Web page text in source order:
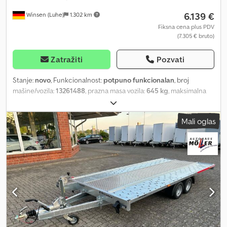
Winsen (Luhe) 1.302 km 6.139 €
Fiksna cena plus PDV
(7.305 € bruto)
Zatražiti Pozvati
Stanje: novo, Funkcionalnost: potpuno funkcionalan, broj
mašine/vozila:13261488, prazna masa vozila:645 kg, maksimalna
, ukupna težina:2.700 kg
3 osovine, dužina tovarnog prostora:4.620 mm, širina utovarnog
prostora:1.940 mm, visina tovarnog prostora: 40 mm, Godina
proizvodnje:2026, Informacije o proizvodu "Vezeko Autotrailer
Race Master Alu 194x460cm 2,7t" Dimenzije tovarnog prostora:
cca 1940 x 4620 mm Dozvoljena ukupna masa: 2700 kg Nosivost:
cca 2055 kg (nosivost varira u zavisnosti od dodatne opreme)
Dedpjq T R Smefx Akcokr Proizvođač: Vezeko Karakteristike -
Transportna platforma lako se naginje zahvaljujući 2 hidraulična
podizna cilindra - Ručna sajla vitlo 900 kg kao dodatna oprema -
Amortizeri točkova sa odobrenjem za brzinu do 100 km/h Dodatna
oprema - Pod: aluminijumski pod - Više veznih tačaka - 1 komad
Mali oglas